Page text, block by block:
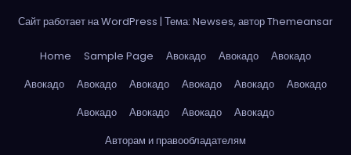
Сайт работает на WordPress | Тема: Newses, авторThemeansar
Home Sample Page Авокадо Авокадо
Авокадо
Авокадо
Авокадо Авокадо Авокадо Авокадо
Авокадо
Авокадо
Авокадо Авокадо
Авокадо
Авторам и правообладателям